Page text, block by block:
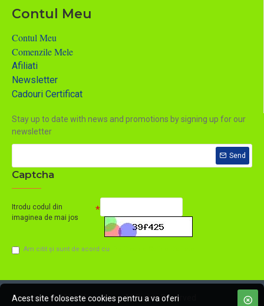
Contul Meu
Contul Meu
Comenzile Mele
Afiliati
Newsletter
Cadouri Certificat
Stay up to date with news and promotions by signing up for our
newsletter
Send
Captcha
Itrodu codul din
imaginea de mai jos
Am citit şi sunt de acord cu
Copyright © 2014, Your Store, All Rights Reserved
Acest site foloseste cookies pentru a va oferi